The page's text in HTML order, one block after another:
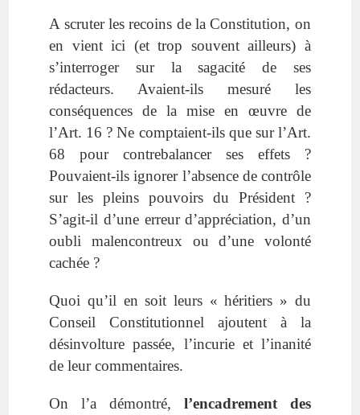
A scruter les recoins de la Constitution, on
en vient ici (et trop souvent ailleurs) à
s’interroger sur la sagacité de ses
rédacteurs. Avaient-ils mesuré les
conséquences de la mise en œuvre de
l’Art. 16 ? Ne comptaient-ils que sur l’Art.
68 pour contrebalancer ses effets ?
Pouvaient-ils ignorer l’absence de contrôle
sur les pleins pouvoirs du Président ?
S’agit-il d’une erreur d’appréciation, d’un
oubli malencontreux ou d’une volonté
cachée ?
Quoi qu’il en soit leurs « héritiers » du
Conseil Constitutionnel ajoutent à la
désinvolture passée, l’incurie et l’inanité
de leur commentaires.
On l’a démontré, l’encadrement des